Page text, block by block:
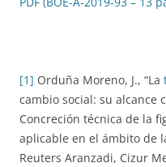
[1] Orduña Moreno, J., “La
cambio social: su alcance
Concreción técnica de la
aplicable en el ámbito de
Reuters Aranzadi, Cizur